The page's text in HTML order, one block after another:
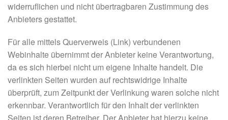
widerruflichen und nicht übertragbaren Zustimmung des
Anbieters gestattet.
Für alle mittels Querverweis (Link) verbundenen
Webinhalte übernimmt der Anbieter keine Verantwortung,
da es sich hierbei nicht um eigene Inhalte handelt. Die
verlinkten Seiten wurden auf rechtswidrige Inhalte
überprüft, zum Zeitpunkt der Verlinkung waren solche nicht
erkennbar. Verantwortlich für den Inhalt der verlinkten